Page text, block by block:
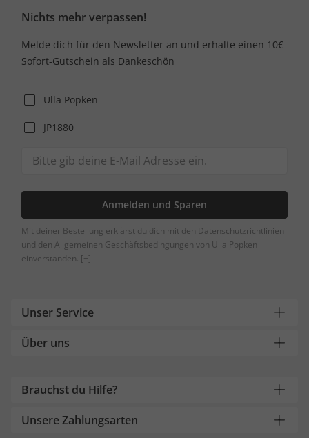
Nichts mehr verpassen!
Melde dich für den Newsletter an und erhalte einen 10€
Sofort-Gutschein als Dankeschön
Ulla Popken
JP1880
Anmelden und Sparen
Mit deiner Bestellung erklärst du dich mit den Datenschutzrichtlinien
und den Allgemeinen Geschäftsbedingungen von Ulla Popken
einverstanden. [+]
Unser Service
Über uns
Brauchst du Hilfe?
Unsere Zahlungsarten